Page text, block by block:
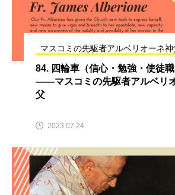
マスコミの先駆者アルベリオーネ神
84. 四輪車（信心・勉強・使徒職
――マスコミの先駆者アルベリ
父
2023.07.24